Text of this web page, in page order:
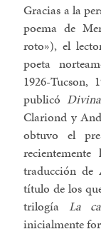
Gracias a la
poema de
roto»), el
poeta
1926-
publicó
Clariond y
obtuvo el
traducción
título de los
trilogía La
inicialmente